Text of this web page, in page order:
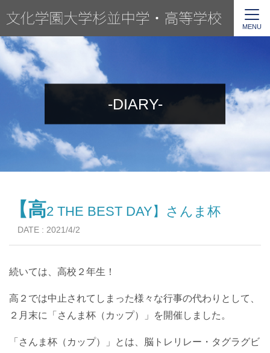
MENU
-DIARY-
【高2 THE BEST DAY】さんま杯
DATE : 2021/4/2
続いては、高校２年生！
高２では中止されてしまった様々な行事の代わりとして、
２月末に「さんま杯（カップ）」を開催しました。
「さんま杯（カップ）」とは、脳トレリレー・タグラグビ